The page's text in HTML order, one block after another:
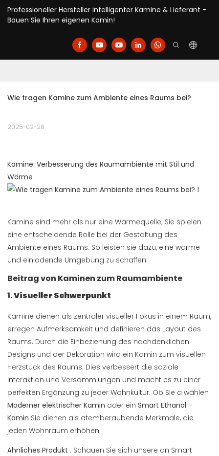
Professioneller Hersteller intelligenter Kamine & Lieferant -
Bauen Sie Ihren eigenen Kamin!
Wie tragen Kamine zum Ambiente eines Raums bei?
2025-02-28
Kamine: Verbesserung des Raumambiente mit Stil und
Wärme
Kamine sind mehr als nur eine Wärmequelle; Sie spielen
eine entscheidende Rolle bei der Gestaltung des
Ambiente eines Raums. So leisten sie dazu, eine warme
und einladende Umgebung zu schaffen:
Beitrag von Kaminen zum Raumambiente
1.Visueller Schwerpunkt
Kamine dienen als zentraler visueller Fokus in einem Raum,
erregen Aufmerksamkeit und definieren das Layout des
Raums. Durch die Einbeziehung des nachdenklichen
Designs und der Dekoration wird ein Kamin zum visuellen
Herzstück des Raums. Dies verbessert die soziale
Interaktion und Versammlungen und macht es zu einer
perfekten Ergänzung zu jeder Wohnkultur. Ob Sie a wählen
Moderner elektrischer Kamin oder ein Smart Ethanol -
Kamin Sie dienen als atemberaubende Merkmale, die
jeden Wohnraum erhöhen.
Ähnliches Produkt : Schauen Sie sich unsere an Smart